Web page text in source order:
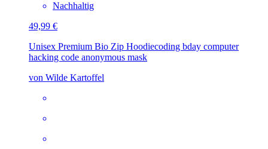
Nachhaltig
49,99 €
Unisex Premium Bio Zip Hoodiecoding bday computer
hacking code anonymous mask
von Wilde Kartoffel